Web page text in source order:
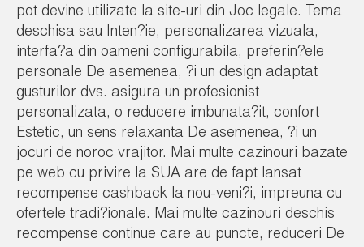
pot devine utilizate la site-uri din Joc legale. Tema
deschisa sau Inten?ie, personalizarea vizuala,
interfa?a din oameni configurabila, preferin?ele
personale De asemenea, ?i un design adaptat
gusturilor dvs. asigura un profesionist
personalizata, o reducere imbunata?it, confort
Estetic, un sens relaxanta De asemenea, ?i un
jocuri de noroc vrajitor. Mai multe cazinouri bazate
pe web cu privire la SUA are de fapt lansat
recompense cashback la nou-veni?i, impreuna cu
ofertele tradi?ionale. Mai multe cazinouri deschis
recompense continue care au puncte, reduceri De